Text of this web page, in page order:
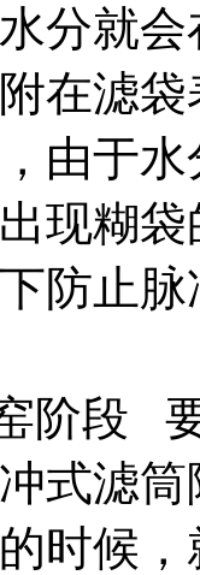
分就
在滤
由于
现糊
止脉
要
式滤
时候